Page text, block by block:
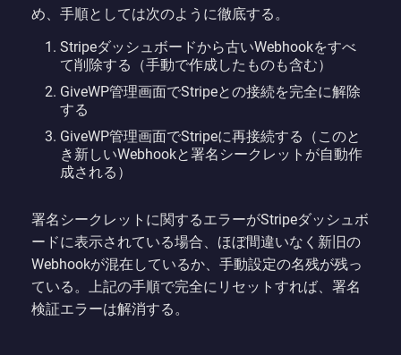
め、手順としては次のように徹底する。
Stripeダッシュボードから古いWebhookをすべ
て削除する（手動で作成したものも含む）
GiveWP管理画面でStripeとの接続を完全に解除
する
GiveWP管理画面でStripeに再接続する（このと
き新しいWebhookと署名シークレットが自動作
成される）
署名シークレットに関するエラーがStripeダッシュボ
ードに表示されている場合、ほぼ間違いなく新旧の
Webhookが混在しているか、手動設定の名残が残っ
ている。上記の手順で完全にリセットすれば、署名
検証エラーは解消する。